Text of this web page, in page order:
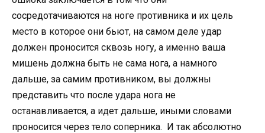
сосредотачиваются на ноге противника и их цель
место в которое они бьют, на самом деле удар
должен проносится сквозь ногу, а именно ваша
мишень должна быть не сама нога, а намного
дальше, за самим противником, вы должны
представить что после удара нога не
останавливается, а идет дальше, иными словами
проносится через тело соперника. И так абсолютно